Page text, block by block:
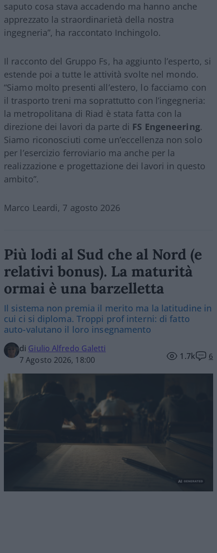
saputo cosa stava accadendo ma hanno anche
apprezzato la straordinarietà della nostra
ingegneria”, ha raccontato Inchingolo.
Il racconto del Gruppo Fs, ha aggiunto l’esperto, si
estende poi a tutte le attività svolte nel mondo.
“Siamo molto presenti all’estero, lo facciamo con
il trasporto treni ma soprattutto con l’ingegneria:
la metropolitana di Riad è stata fatta con la
direzione dei lavori da parte di FS Engeneering.
Siamo riconosciuti come un’eccellenza non solo
per l’esercizio ferroviario ma anche per la
realizzazione e progettazione dei lavori in questo
ambito”.
Marco Leardi, 7 agosto 2026
Più lodi al Sud che al Nord (e
relativi bonus). La maturità
ormai è una barzelletta
Il sistema non premia il merito ma la latitudine in
cui ci si diploma. Troppi prof interni: di fatto
auto-valutano il loro insegnamento
di Giulio Alfredo Galetti
7 Agosto 2026, 18:00
1.7k 6